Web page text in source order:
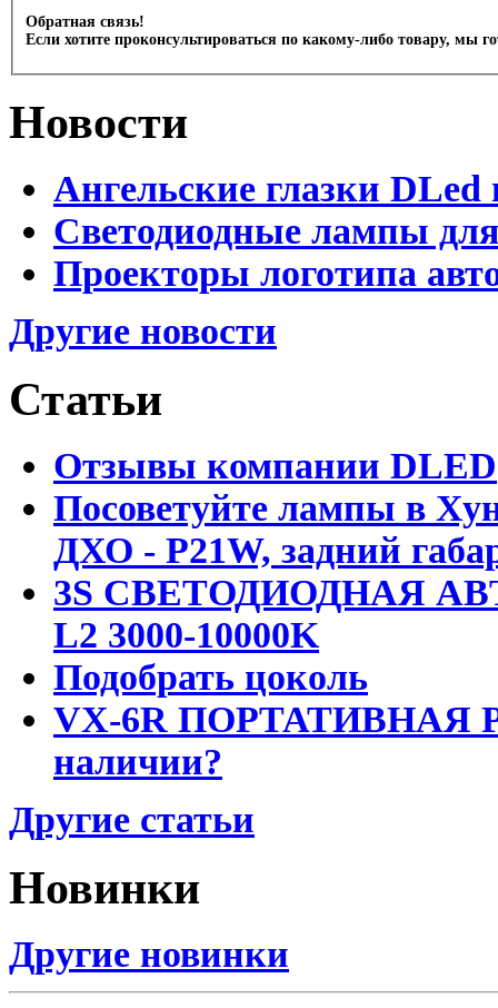
Обратная связь!
Если хотите проконсультироваться по какому-либо товару, мы
Новости
Ангельские глазки DLed
Светодиодные лампы
Проекторы логотипа
Другие новости
Статьи
Отзывы компании DLED
Посоветуйте лампы в
ДХО - P21W, задний
3S СВЕТОДИОДНАЯ
L2 3000-10000K
Подобрать цоколь
VX-6R ПОРТАТИВНАЯ
наличии?
Другие статьи
Новинки
Другие новинки